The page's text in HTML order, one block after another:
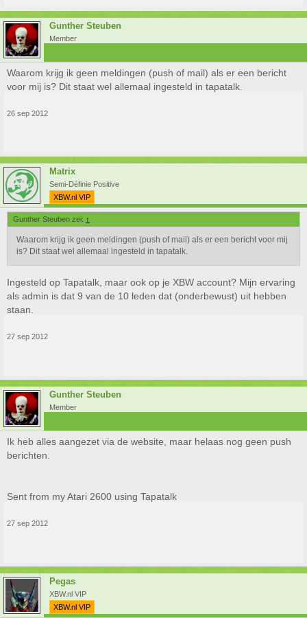
Gunther Steuben
Member
Waarom krijg ik geen meldingen (push of mail) als er een bericht
voor mij is? Dit staat wel allemaal ingesteld in tapatalk.
26 sep 2012
Matrix
Semi-Définie Positive
XBW.nl VIP
Gunther Steuben zei: ↑
Waarom krijg ik geen meldingen (push of mail) als er een bericht voor mij
is? Dit staat wel allemaal ingesteld in tapatalk.
Ingesteld op Tapatalk, maar ook op je XBW account? Mijn ervaring
als admin is dat 9 van de 10 leden dat (onderbewust) uit hebben
staan.
27 sep 2012
Gunther Steuben
Member
Ik heb alles aangezet via de website, maar helaas nog geen push
berichten.
Sent from my Atari 2600 using Tapatalk
27 sep 2012
Pegas
XBW.nl VIP
XBW.nl VIP